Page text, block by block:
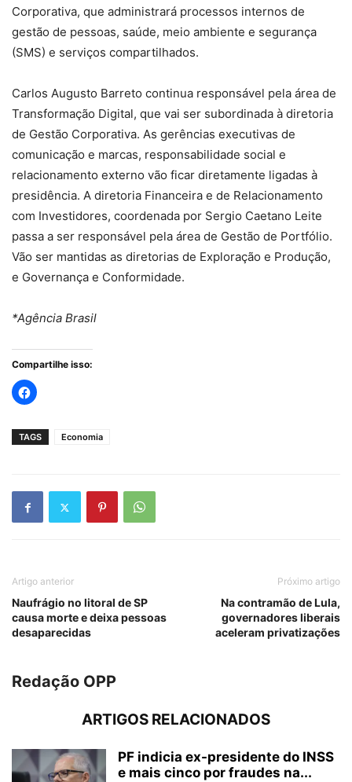
Corporativa, que administrará processos internos de
gestão de pessoas, saúde, meio ambiente e segurança
(SMS) e serviços compartilhados.
Carlos Augusto Barreto continua responsável pela área de
Transformação Digital, que vai ser subordinada à diretoria
de Gestão Corporativa. As gerências executivas de
comunicação e marcas, responsabilidade social e
relacionamento externo vão ficar diretamente ligadas à
presidência. A diretoria Financeira e de Relacionamento
com Investidores, coordenada por Sergio Caetano Leite
passa a ser responsável pela área de Gestão de Portfólio.
Vão ser mantidas as diretorias de Exploração e Produção,
e Governança e Conformidade.
*Agência Brasil
Compartilhe isso:
TAGS Economia
Artigo anterior
Naufrágio no litoral de SP
causa morte e deixa pessoas
desaparecidas
Próximo artigo
Na contramão de Lula,
governadores liberais
aceleram privatizações
Redação OPP
ARTIGOS RELACIONADOS
PF indicia ex-presidente do INSS
e mais cinco por fraudes na...